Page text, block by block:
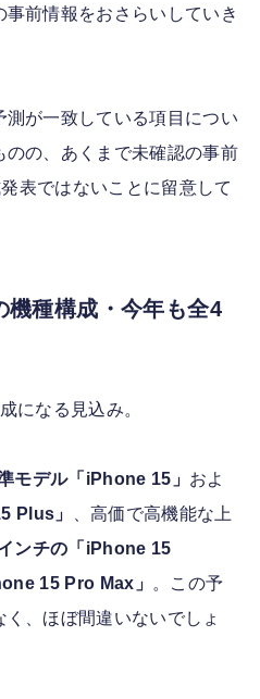
前情報をおさらいしていき
が一致している項目につい
のの、あくまで未確認の事前
表ではないことに留意して
種構成・今年も全4
になる見込み。
モデル「iPhone 15」 およ
Plus」
、高価で高機能な上
ンチの「iPhone 15
15 Pro Max」 。この予
、ほぼ間違いないでしょ